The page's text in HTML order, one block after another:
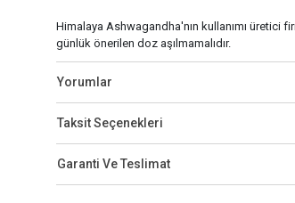
Himalaya Ashwagandha'nın kullanımı üretici
günlük önerilen doz aşılmamalıdır.
Yorumlar
Taksit Seçenekleri
Garanti Ve Teslimat